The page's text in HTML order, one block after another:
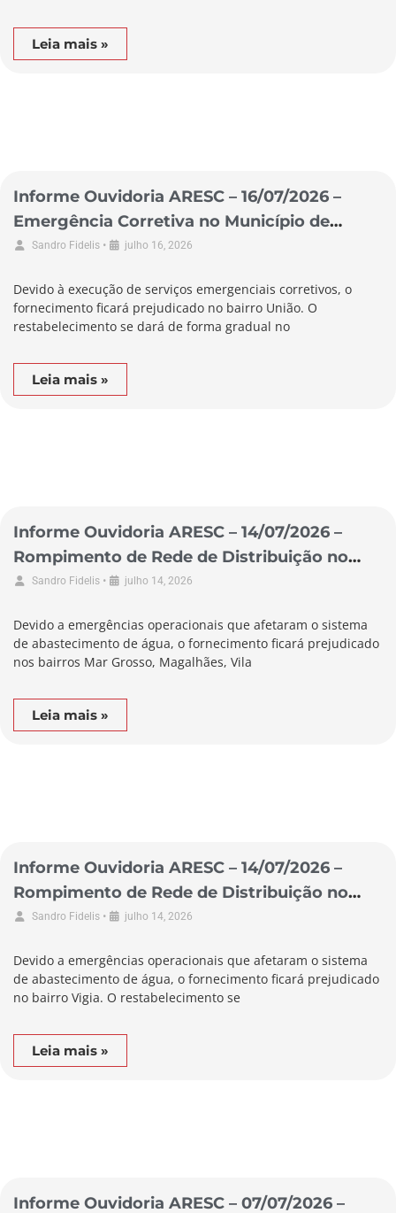
Leia mais »
Informe Ouvidoria ARESC – 16/07/2026 –
Emergência Corretiva no Município de
Alfredo Wagner
Sandro Fidelis • julho 16, 2026
Devido à execução de serviços emergenciais corretivos, o
fornecimento ficará prejudicado no bairro União. O
restabelecimento se dará de forma gradual no
Leia mais »
Informe Ouvidoria ARESC – 14/07/2026 –
Rompimento de Rede de Distribuição no
Município de Laguna
Sandro Fidelis • julho 14, 2026
Devido a emergências operacionais que afetaram o sistema
de abastecimento de água, o fornecimento ficará prejudicado
nos bairros Mar Grosso, Magalhães, Vila
Leia mais »
Informe Ouvidoria ARESC – 14/07/2026 –
Rompimento de Rede de Distribuição no
Município de Garopaba
Sandro Fidelis • julho 14, 2026
Devido a emergências operacionais que afetaram o sistema
de abastecimento de água, o fornecimento ficará prejudicado
no bairro Vigia. O restabelecimento se
Leia mais »
Informe Ouvidoria ARESC – 07/07/2026 –